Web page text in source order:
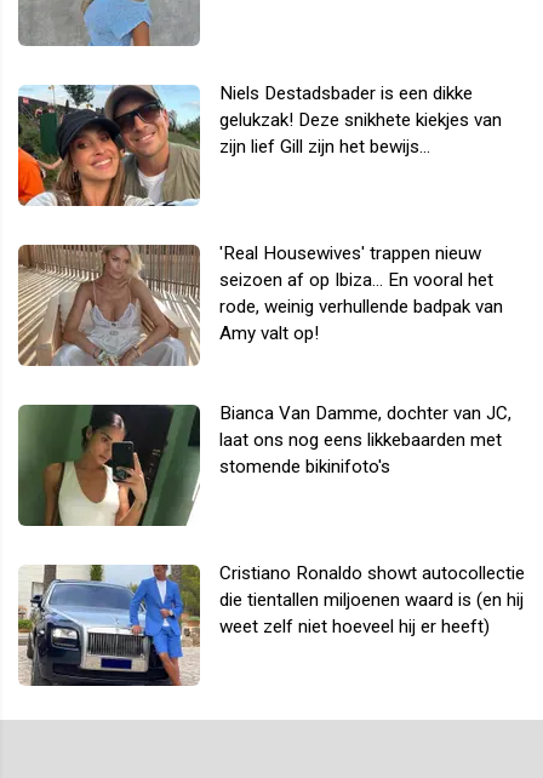
Niels Destadsbader is een dikke
gelukzak! Deze snikhete kiekjes van
zijn lief Gill zijn het bewijs...
'Real Housewives' trappen nieuw
seizoen af op Ibiza... En vooral het
rode, weinig verhullende badpak van
Amy valt op!
Bianca Van Damme, dochter van JC,
laat ons nog eens likkebaarden met
stomende bikinifoto's
Cristiano Ronaldo showt autocollectie
die tientallen miljoenen waard is (en hij
weet zelf niet hoeveel hij er heeft)